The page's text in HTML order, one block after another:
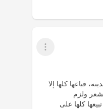
عرض القائمة
فباعها كلها إلا
ولزم
كلها على